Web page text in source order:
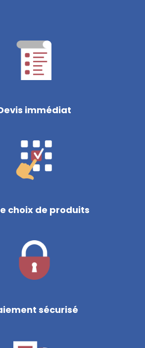
immédiat
choix de produits
sécurisé